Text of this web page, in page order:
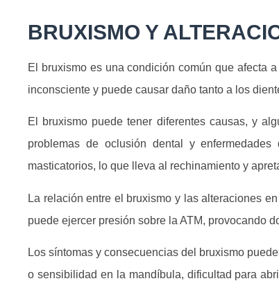
BRUXISMO Y
El bruxismo es una condición común que afecta
inconsciente y puede causar daño tanto a los
El bruxismo puede tener diferentes causas, y
problemas de oclusión dental y
masticatorios, lo que lleva al rechinamiento y
La relación entre el bruxismo y las alteraciones
puede ejercer presión sobre la ATM, provocando
Los síntomas y consecuencias del bruxismo
o sensibilidad en la mandíbula, dificultad para